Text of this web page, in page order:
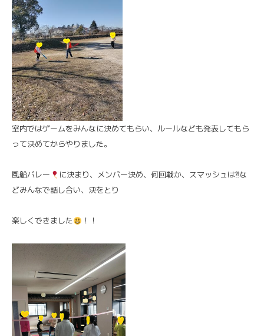
室内ではゲームをみんなに決めてもらい、ルールなども発表してもら
って決めてからやりました。
風船バレー
に決まり、メンバー決め、何回戦か、スマッシュは⁈な
どみんなで話し合い、決をとり
楽しくできました ！！